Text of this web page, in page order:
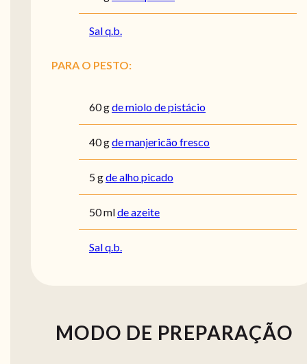
Sal q.b.
PARA O PESTO:
60gde miolo de pistácio
40gde manjericão fresco
5gde alho picado
50mlde azeite
Sal q.b.
MODO DE PREPARAÇÃO